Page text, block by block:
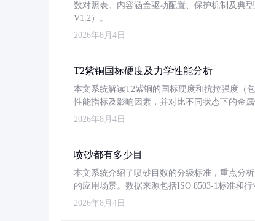
数对照表。内容涵盖驱动配置、保护机制及典
V1.2）。
2026年8月4日
T2紫铜国标硬度及力学性能分析
本文系统解读T2紫铜的国标硬度和抗拉强度（
性能指标及影响因素，并对比不同状态下的金
2026年8月4日
喷砂都有多少目
本文系统介绍了喷砂目数的分级标准，重点分
的应用场景。数据来源包括ISO 8503-1标准和
2026年8月4日